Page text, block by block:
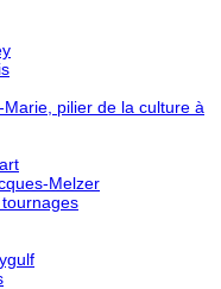
pilier de la culture à
Melzer
tournages